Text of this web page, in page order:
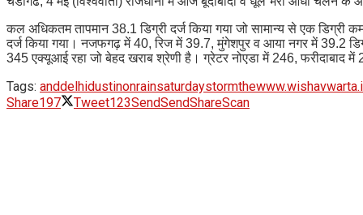
कल अधिकतम तापमान 38.1 डिग्री दर्ज किया गया जो सामान्य से एक डिग्री
दर्ज किया गया। नजफगढ़ में 40, रिज में 39.7, मुंगेशपुर व आया नगर में 39.2
345 एक्यूआई रहा जो बेहद खराब श्रेणी है। ग्रेटर नोएडा में 246, फरीदाबाद में
Tags: anddelhidustinonrainsaturdaystormthe
Share197 Tweet123SendSendShareScan